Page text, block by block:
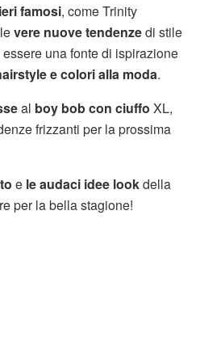
famosi, come Trinity
vere nuove tendenzedi stile
essere una fonte di ispirazione
e colori alla moda.
al boy bob con ciuffo XL,
frizzanti per la prossima
e le audaci idee lookdella
per la bella stagione!